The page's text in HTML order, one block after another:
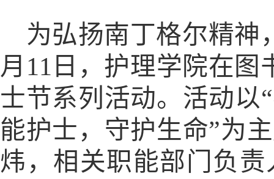
为弘扬南丁格尔精神
月 11 日，护理学院在图
士节系列活动。活动以
能护士，守护生命”为
炜，相关职能部门负